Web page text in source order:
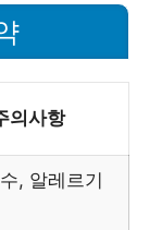
의사항
, 알레르기